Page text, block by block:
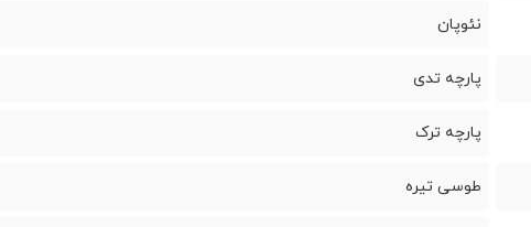
نئوپان
پارچه تدی
پارچه ترک
طوسی تیره